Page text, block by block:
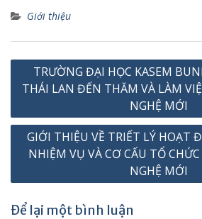
Giới thiệu
Điều
hướng
viết
TRƯỜNG ĐẠI HỌC KASEM
THÁI LAN ĐẾN THĂM VÀ LÀM
NGHỆ MỚI
GIỚI THIỆU VỀ TRIẾT LÝ HOẠT
NHIỆM VỤ VÀ CƠ CẤU TỔ
NGHỆ MỚI
Để lại một bình luận